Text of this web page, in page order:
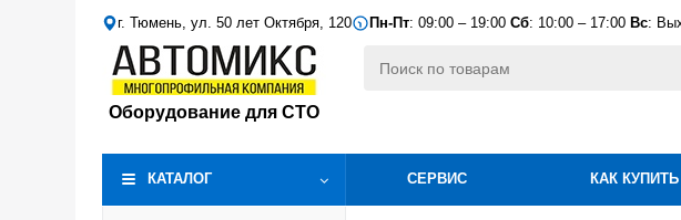
г. Тюмень, ул. 50 лет Октября, 120 Пн-Пт: 09:00 – 19:00 Сб: 10:00 – 17:00 Вс:
Оборудование для СТО
КАТАЛОГ СЕРВИС КАК КУПИТЬ